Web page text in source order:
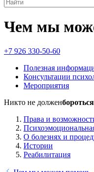
Чем мы
+7 926 330-50-60
Полезная
Консультации
Мероприятия
Никто не должен
Права и
О болезнях и
Истории
Реабилитация